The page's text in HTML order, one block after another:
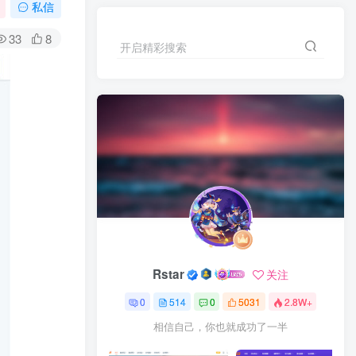
私信
33 8
开启精彩搜索
Rstar 关注
0 514 0 5031 2.8W+
相信自己，你也就成功了一半